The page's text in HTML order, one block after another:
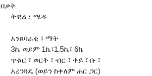
ትዊል ፣ ሜዳ
አንጸባራቂ ፣ ማት
3ኬ ወይም 1ኬ፣1.5ኬ፣ 6ኬ
ጥቁር ፣ ወርቅ ፣ ብር ፣ ቀይ ፣ ቡ ፣
አረንጓዴ (ወይን ከቀለም ሐር ጋር)